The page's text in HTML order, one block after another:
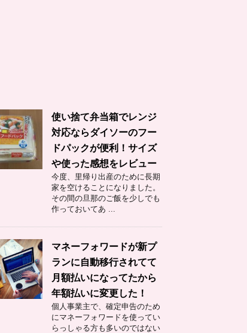
使い捨て弁当箱でレンジ
対応ならダイソーのフー
ドパックが便利！サイズ
や使った感想をレビュー
今度、里帰り出産のために長期
家を空けることになりました。
その間の旦那のご飯を少しでも
作っておいてあ ...
マネーフォワードが新プ
ランに自動移行されてて
月額払いになってたから
年額払いに変更した！
個人事業主で、確定申告のため
にマネーフォワードを使ってい
らっしゃる方も多いのではない